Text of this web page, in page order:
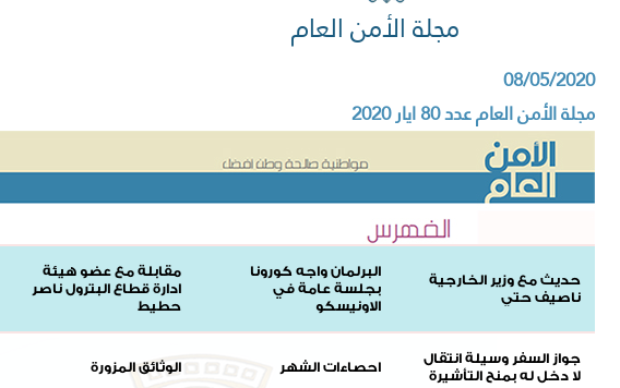
مجلة الأمن العام
08/05/2020
مجلة الأمن العام عدد 80 ايار 2020
حديث مع وزير الخارجية
ناصيف حتي
البرلمان واجه كورونا
بجلسة عامة في
الاونيسكو
مقابلة مع عضو هيئة
ادارة قطاع البترول ناصر
حطيط
جواز السفر وسيلة انتقال
لا دخل له بمنح التأشيرة
احصاءات الشهر الوثائق المزورة